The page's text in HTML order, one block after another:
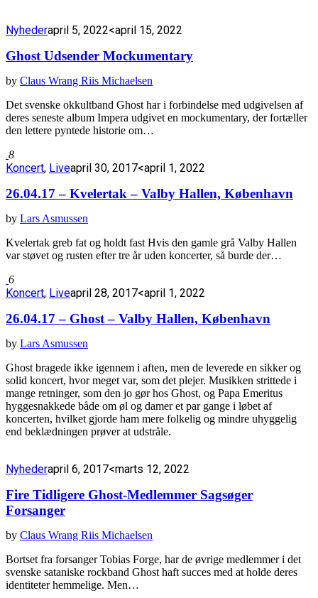
Nyhederapril 5, 2022<april 15, 2022
Ghost Udsender Mockumentary
by Claus Wrang Riis Michaelsen
Det svenske okkultband Ghost har i forbindelse med udgivelsen af
deres seneste album Impera udgivet en mockumentary, der fortæller
den lettere pyntede historie om…
8
Koncert, Liveapril 30, 2017<april 1, 2022
26.04.17 – Kvelertak – Valby Hallen, København
by Lars Asmussen
Kvelertak greb fat og holdt fast Hvis den gamle grå Valby Hallen
var støvet og rusten efter tre år uden koncerter, så burde der…
6
Koncert, Liveapril 28, 2017<april 1, 2022
26.04.17 – Ghost – Valby Hallen, København
by Lars Asmussen
Ghost bragede ikke igennem i aften, men de leverede en sikker og
solid koncert, hvor meget var, som det plejer. Musikken strittede i
mange retninger, som den jo gør hos Ghost, og Papa Emeritus
hyggesnakkede både om øl og damer et par gange i løbet af
koncerten, hvilket gjorde ham mere folkelig og mindre uhyggelig
end beklædningen prøver at udstråle.
Nyhederapril 6, 2017<marts 12, 2022
Fire Tidligere Ghost-Medlemmer Sagsøger
Forsanger
by Claus Wrang Riis Michaelsen
Bortset fra forsanger Tobias Forge, har de øvrige medlemmer i det
svenske sataniske rockband Ghost haft succes med at holde deres
identiteter hemmelige. Men…